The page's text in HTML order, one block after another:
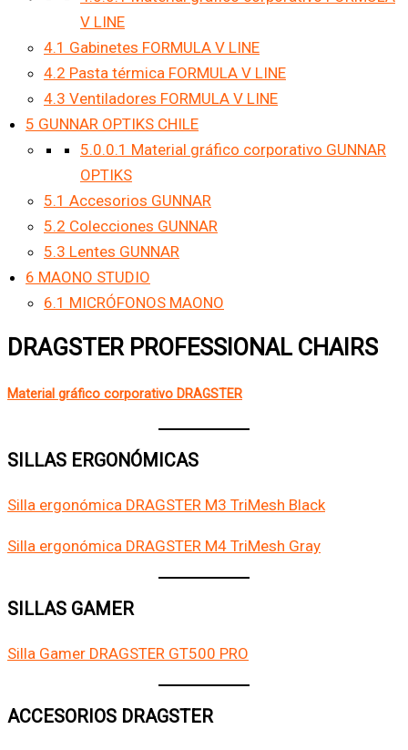
V LINE
4.1 Gabinetes FORMULA V LINE
4.2 Pasta térmica FORMULA V LINE
4.3 Ventiladores FORMULA V LINE
5 GUNNAR OPTIKS CHILE
5.0.0.1 Material gráfico corporativo GUNNAR
OPTIKS
5.1 Accesorios GUNNAR
5.2 Colecciones GUNNAR
5.3 Lentes GUNNAR
6 MAONO STUDIO
6.1 MICRÓFONOS MAONO
DRAGSTER PROFESSIONAL CHAIRS
Material gráfico corporativo DRAGSTER
SILLAS ERGONÓMICAS
Silla ergonómica DRAGSTER M3 TriMesh Black
Silla ergonómica DRAGSTER M4 TriMesh Gray
SILLAS GAMER
Silla Gamer DRAGSTER GT500 PRO
ACCESORIOS DRAGSTER